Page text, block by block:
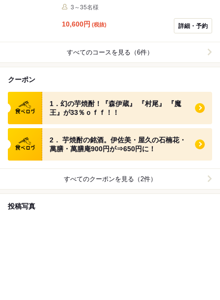
いただくか、ご予約を完了された後ご予約日の前営業日
（コース料理のみ7000円税別） ※生ビールはピッチャ
3～35名様
10,600円 (税抜) 詳細・予約
すべてのコースを見る（6件）
クーポン
食べログ クーポン
1．幻の芋焼酎！『森伊蔵』 『村尾』 『魔
王』が33％ｏｆｆ！！
食べログ クーポン
2． 芋焼酎の銘酒。伊佐美・屋久の石楠花・
萬膳・萬膳庵900円が⇒650円に！
すべてのクーポンを見る（2件）
投稿写真